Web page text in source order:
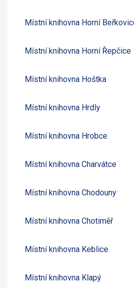
Místní knihovna Horní
Místní knihovna Horní Řepčice
Místní knihovna Hoštka
Místní knihovna Hrdly
Místní knihovna Hrobce
Místní knihovna Charvátce
Místní knihovna Chodouny
Místní knihovna Chotiměř
Místní knihovna Keblice
Místní knihovna Klapý